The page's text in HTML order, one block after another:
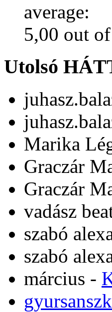
Utolsó
Marika
Graczár
Graczár
vadász
szabó
szabó
március -